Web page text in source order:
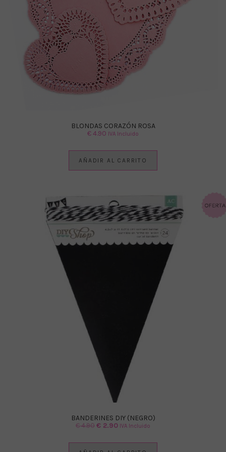
BLONDAS CORAZÓN ROSA
€4.90 IVA Incluido
AÑADIR AL CARRITO
BANDERINES DIY (NEGRO)
€4.90El
€ 2.90ElIVA Incluido